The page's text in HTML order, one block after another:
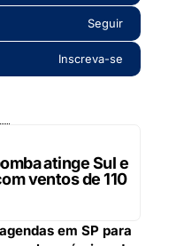
Seguir
Inscreva-se
atinge Sul e
ventos de 110
em SP para